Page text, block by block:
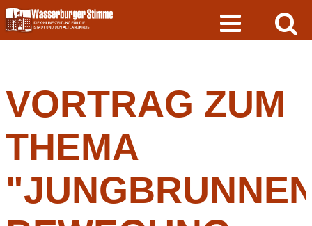
Skip
to
content
VORTRAG ZUM
THEMA